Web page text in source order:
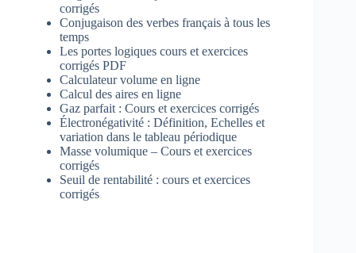
corrigés
Conjugaison des verbes français à tous les
temps
Les portes logiques cours et exercices
corrigés PDF
Calculateur volume en ligne
Calcul des aires en ligne
Gaz parfait : Cours et exercices corrigés
Électronégativité : Définition, Echelles et
variation dans le tableau périodique
Masse volumique – Cours et exercices
corrigés
Seuil de rentabilité : cours et exercices
corrigés